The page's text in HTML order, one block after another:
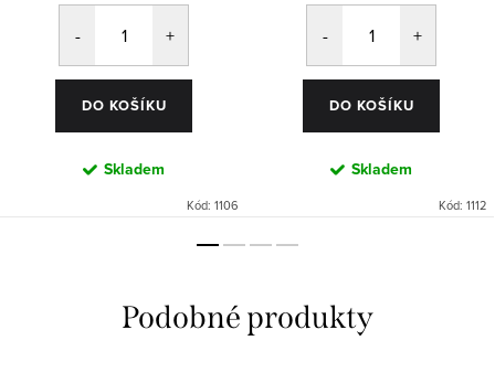
DO KOŠÍKU
Skladem
Kód: 1106
DO KOŠÍKU
Skladem
Kód: 1112